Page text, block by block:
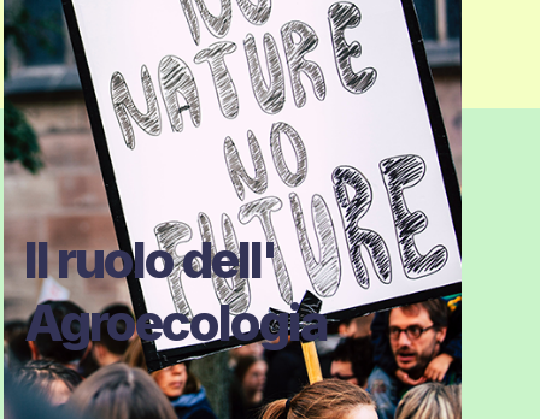
Il ruolo dell'
Agroecologia